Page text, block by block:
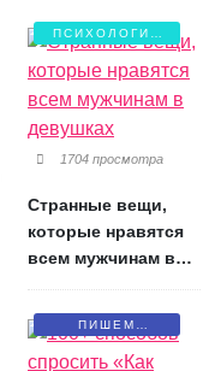
ПСИХОЛОГИЯ
ЛЮБВИ
1704 просмотра
Странные вещи,
которые нравятся
всем мужчинам в
ПИШЕМ
ПИСЬМА